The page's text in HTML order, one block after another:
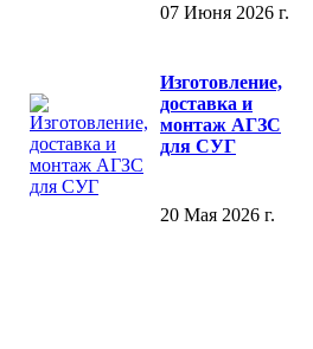
07 Июня 2026 г.
Изготовление,
доставка и
монтаж АГЗС
для СУГ
20 Мая 2026 г.